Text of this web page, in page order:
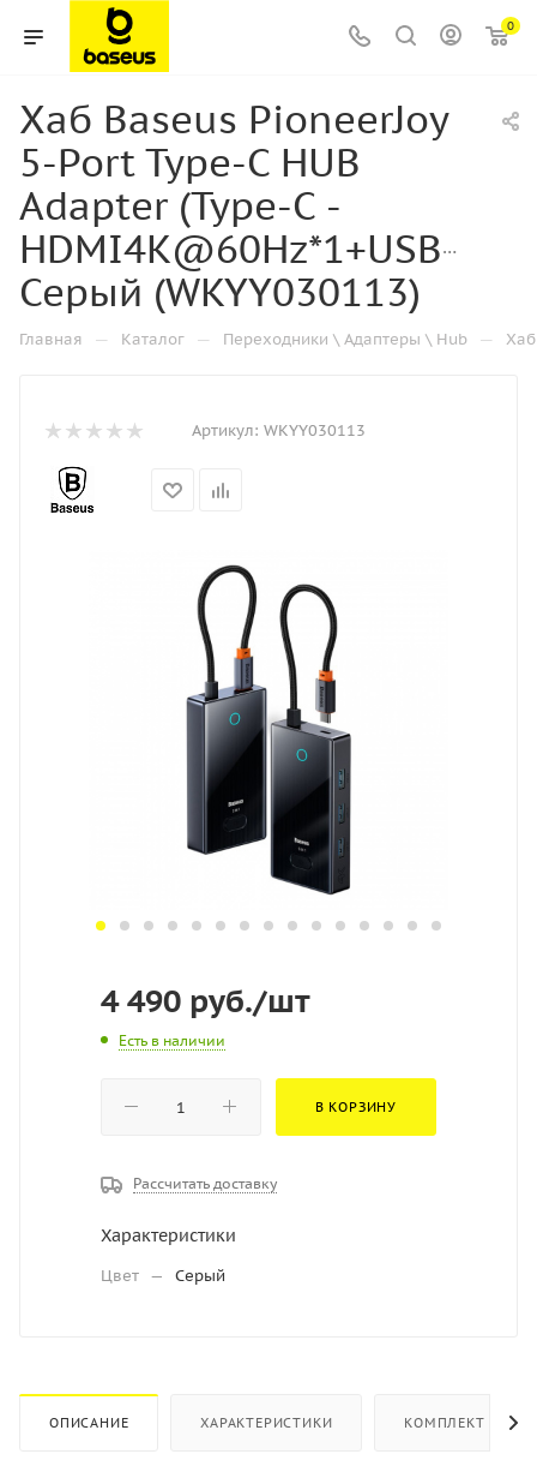
0
Хаб Baseus PioneerJoy
5-Port Type-C HUB
Adapter (Type-C -
Серый (WKYY030113)
Главная — Каталог — Переходники \ Адаптеры \ Hub —
Артикул: WKYY030113
4 490 руб./шт
Есть в наличии
В КОРЗИНУ
Рассчитать доставку
Характеристики
Цвет — Серый
ОПИСАНИЕ ХАРАКТЕРИСТИКИ КОМПЛЕКТ